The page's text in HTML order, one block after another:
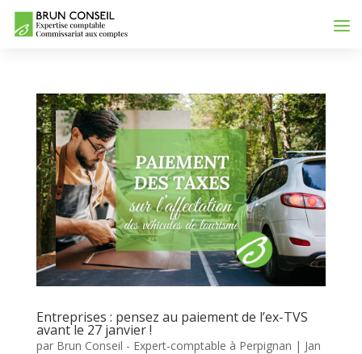
Entreprises : pensez au paiement de l’ex-TVS
avant le 27 janvier !
par Brun Conseil - Expert-comptable à Perpignan | Jan